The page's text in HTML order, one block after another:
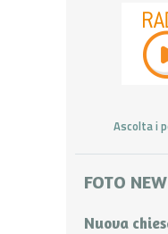
Ascolta i
FOTO
Nuova